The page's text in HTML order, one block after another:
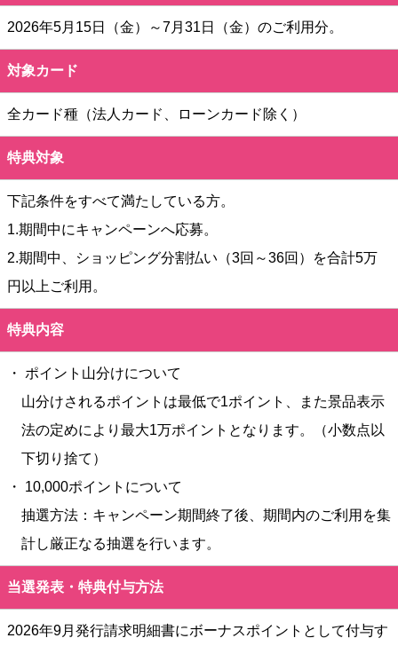
2026年5月15日（金）～7月31日（金）のご利用分。
対象カード
全カード種（法人カード、ローンカード除く）
特典対象
下記条件をすべて満たしている方。
1.期間中にキャンペーンへ応募。
2.期間中、ショッピング分割払い（3回～36回）を合計5万
円以上ご利用。
特典内容
・ ポイント山分けについて
山分けされるポイントは最低で1ポイント、また景品表示
法の定めにより最大1万ポイントとなります。（小数点以
下切り捨て）
・ 10,000ポイントについて
抽選方法：キャンペーン期間終了後、期間内のご利用を集
計し厳正なる抽選を行います。
当選発表・特典付与方法
2026年9月発行請求明細書にボーナスポイントとして付与す